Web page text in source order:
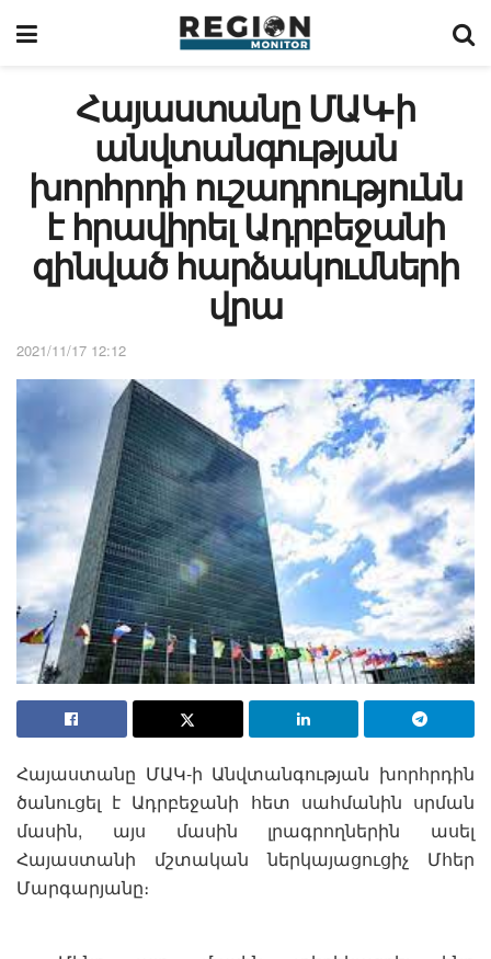
Հայաստանը ՄԱԿ-ի
անվտանգության
խորհրդի ուշադրությունն
է հրավիրել Ադրբեջանի
զինված հարձակումների
վրա
2021/11/17 12:12
Հայաստանը ՄԱԿ-ի Անվտանգության խորհրդին
ծանուցել է Ադրբեջանի հետ սահմանին սրման
մասին, այս մասին լրագրողներին ասել
Հայաստանի մշտական ​​ներկայացուցիչ Մհեր
Մարգարյանը։